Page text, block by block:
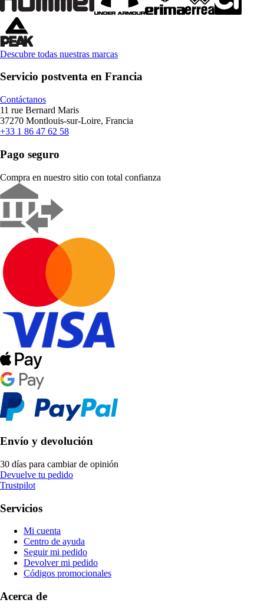
Descubre todas nuestras marcas
Servicio postventa en Francia
Contáctanos
11 rue Bernard Maris
37270 Montlouis-sur-Loire, Francia
+33 1 86 47 62 58
Pago seguro
Compra en nuestro sitio con total confianza
Envío y devolución
30 días para cambiar de opinión
Devuelve tu pedido
Trustpilot
Servicios
Mi cuenta
Centro de ayuda
Seguir mi pedido
Devolver mi pedido
Códigos promocionales
Acerca de